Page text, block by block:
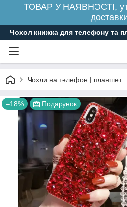
ТОВАР У НАЯВНОСТІ,
Чохол книжка для телефону та
Чохли на телефон | планшет
–18% Подарунок